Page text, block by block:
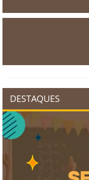
DESTAQUES